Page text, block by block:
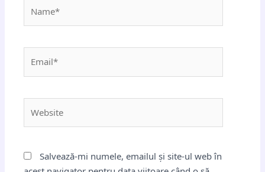
Salvează-mi numele, emailul și site-ul web în